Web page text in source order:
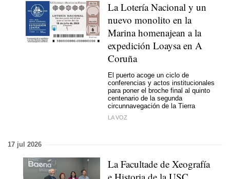
La Lotería Nacional y un
nuevo monolito en la
Marina homenajean a la
expedición Loaysa en A
Coruña
El puerto acoge un ciclo de
conferencias y actos institucionales
para poner el broche final al quinto
centenario de la segunda
circunnavegación de la Tierra
LA VOZ
17 jul 2026
La Facultade de Xeografía